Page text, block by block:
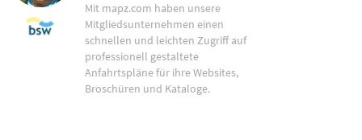
Mit mapz.com haben unsere
Mitgliedsunternehmen einen
schnellen und leichten Zugriff auf
professionell gestaltete
Anfahrtspläne für ihre Websites,
Broschüren und Kataloge.